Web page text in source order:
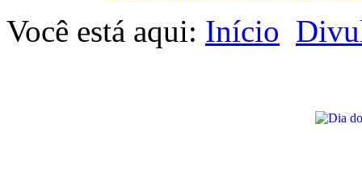
Você está aqui: Início